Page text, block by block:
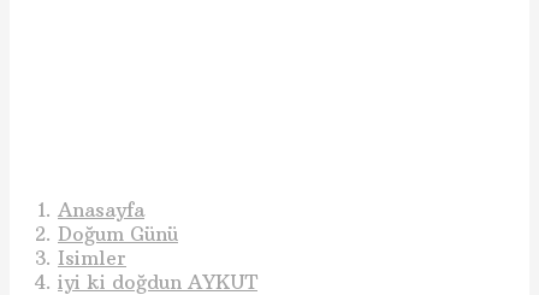
Anasayfa
Doğum Günü
Isimler
iyi ki doğdun AYKUT